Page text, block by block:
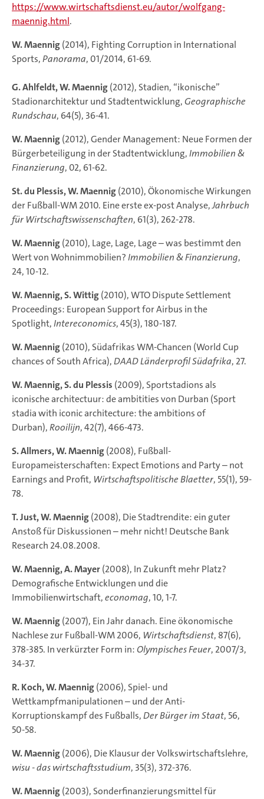
https://www.wirtschaftsdienst.eu/autor/wolfgang-
maennig.html.
W. Maennig(2014), Fighting Corruption in International
Sports,Panorama, 01/2014, 61-69.
G. Ahlfeldt, W. Maennig(2012), Stadien, “ikonische”
Stadionarchitektur und Stadtentwicklung, Geographische
Rundschau, 64(5), 36-41.
W. Maennig(2012), Gender Management: Neue Formen der
Bürgerbeteiligung in der Stadtentwicklung,Immobilien &
Finanzierung, 02, 61-62.
St. du Plessis, W. Maennig(2010), Ökonomische Wirkungen
der Fußball-WM 2010. Eine erste ex-post Analyse,Jahrbuch
für Wirtschaftswissenschaften, 61(3), 262-278.
W. Maennig(2010), Lage, Lage, Lage – was bestimmt den
Wert von Wohnimmobilien?Immobilien & Finanzierung,
24, 10-12.
W. Maennig, S. Wittig(2010), WTO Dispute Settlement
Proceedings: European Support for Airbus in the
Spotlight,Intereconomics, 45(3), 180-187.
W. Maennig(2010), Südafrikas WM-Chancen (World Cup
chances of South Africa),DAAD Länderprofil Südafrika, 27.
W. Maennig, S. du Plessis (2009), Sportstadions als
iconische architectuur: de ambitities von Durban (Sport
stadia with iconic architecture: the ambitions of
Durban),Rooilijn, 42(7), 466-473.
S. Allmers, W. Maennig(2008), Fußball-
Europameisterschaften: Expect Emotions and Party – not
Earnings and Profit, Wirtschaftspolitische Blaetter, 55(1), 59-
78.
T. Just, W. Maennig(2008), Die Stadtrendite: ein guter
Anstoß für Diskussionen – mehr nicht! Deutsche Bank
Research 24.08.2008.
W. Maennig, A. Mayer(2008), In Zukunft mehr Platz?
Demografische Entwicklungen und die
Immobilienwirtschaft,economag, 10, 1-7.
W. Maennig(2007), Ein Jahr danach. Eine ökonomische
Nachlese zur Fußball-WM 2006, Wirtschaftsdienst, 87(6),
378-385. In verkürzter Form in: Olympisches Feuer, 2007/3,
34-37.
R. Koch, W. Maennig(2006), Spiel- und
Wettkampfmanipulationen – und der Anti-
Korruptionskampf des Fußballs,Der Bürger im Staat, 56,
50-58.
W. Maennig(2006), Die Klausur der Volkswirtschaftslehre,
wisu - das wirtschaftsstudium, 35(3), 372-376.
W. Maennig(2003), Sonderfinanzierungsmittel für